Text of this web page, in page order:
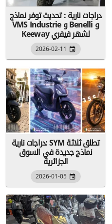
دراجات نارية : تحديث توفر نماذج
VMS Industrie و Benelli و
Keeway لشهر فيفري
2026-02-11
دراجات نارية: SYM تطلق ثلاثة
نماذج جديدة في السوق
الجزائرية
2026-01-05